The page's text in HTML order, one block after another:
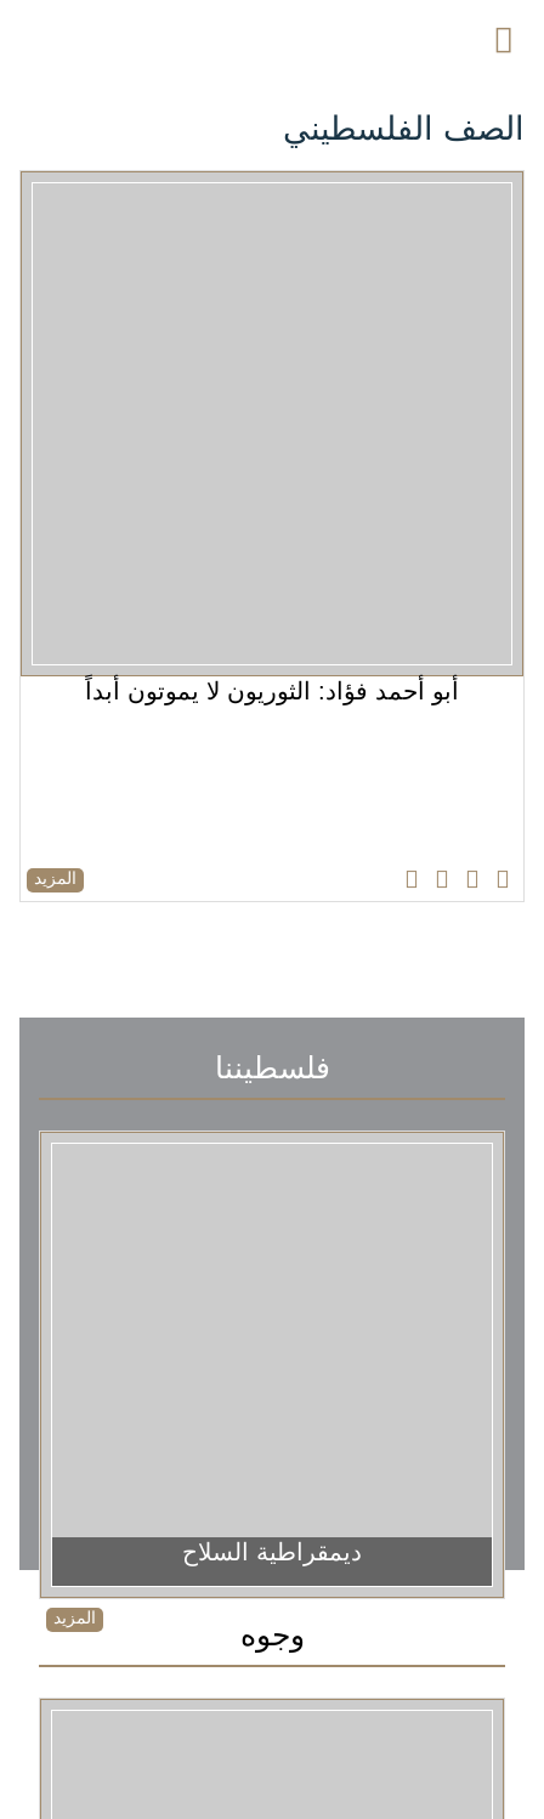
الصف الفلسطيني
أبو أحمد فؤاد: الثوريون لا يموتون أبداً
المزيد
فلسطيننا
ديمقراطية السلاح
المزيد
وجوه